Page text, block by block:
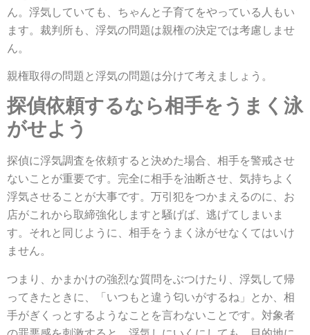
ん。浮気していても、ちゃんと子育てをやっている人もい
ます。裁判所も、浮気の問題は親権の決定では考慮しませ
ん。
親権取得の問題と浮気の問題は分けて考えましょう。
探偵依頼するなら相手をうまく泳
がせよう
探偵に浮気調査を依頼すると決めた場合、相手を警戒させ
ないことが重要です。完全に相手を油断させ、気持ちよく
浮気させることが大事です。万引犯をつかまえるのに、お
店がこれから取締強化しますと騒げば、逃げてしまいま
す。それと同じように、相手をうまく泳がせなくてはいけ
ません。
つまり、かまかけの強烈な質問をぶつけたり、浮気して帰
ってきたときに、「いつもと違う匂いがするね」とか、相
手がぎくっとするようなことを言わないことです。対象者